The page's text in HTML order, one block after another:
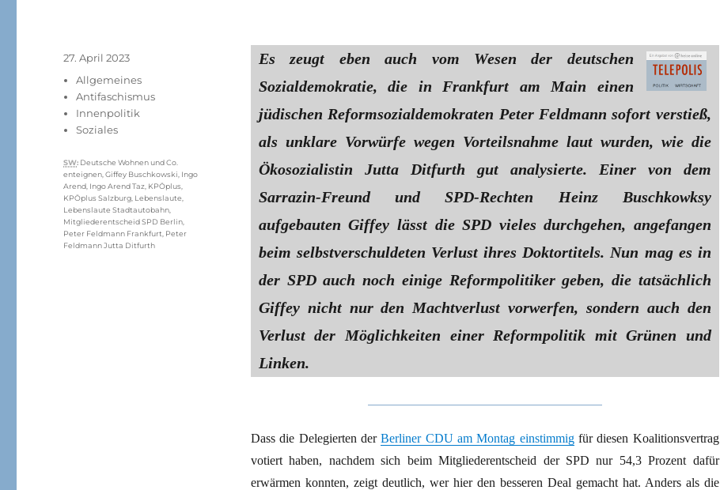
Es zeugt eben auch vom Wesen der deutschen
Sozialdemokratie, die in Frankfurt am Main einen
jüdischen Reformsozialdemokraten Peter Feldmann sofort verstieß,
als unklare Vorwürfe wegen Vorteilsnahme laut wurden, wie die
Ökosozialistin Jutta Ditfurth gut analysierte. Einer von dem
Sarrazin-Freund und SPD-Rechten Heinz Buschkowksy
aufgebauten Giffey lässt die SPD vieles durchgehen, angefangen
beim selbstverschuldeten Verlust ihres Doktortitels. Nun mag es in
der SPD auch noch einige Reformpolitiker geben, die tatsächlich
Giffey nicht nur den Machtverlust vorwerfen, sondern auch den
Verlust der Möglichkeiten einer Reformpolitik mit Grünen und
Linken.
Dass die Delegierten derBerliner CDU am Montag einstimmigfür diesen Koalitionsvertrag
votiert haben, nachdem sich beim Mitgliederentscheid der SPD nur 54,3 Prozent dafür
erwärmen konnten, zeigt deutlich, wer hier den besseren Deal gemacht hat. Anders als die
Veröffentlicht
27. April 2023
Kategorien
Allgemeines
Antifaschismus
Innenpolitik
Soziales
Schlagwörter
SW: Deutsche Wohnen und Co.
enteignen ,Giffey Buschkowski Ingo
Arend Ingo Arend Taz KPÖplus
KPÖplus Salzburg Lebenslaute
Lebenslaute Stadtautobahn
Mitgliederentscheid SPD Berlin
Peter Feldmann Frankfurt Peter
Feldmann Jutta Ditfurth